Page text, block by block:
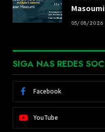
Masoumi
05/08/2026
SIGA NAS REDES
Facebook
YouTube